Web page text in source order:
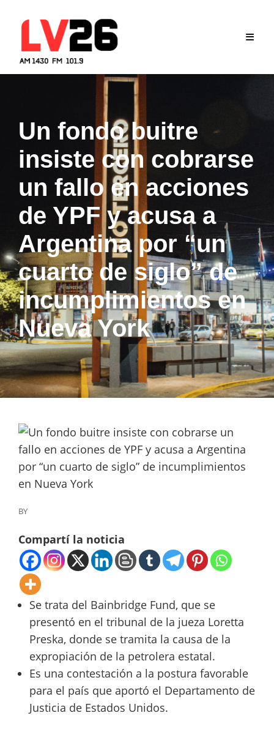
content
Un fondo buitre
insiste con cobrarse
un fallo en acciones
de YPF y acusa a
Argentina por “un
cuarto de siglo” de
incumplimientos en
Nueva York
BY
Compartí la noticia
Se trata del Bainbridge Fund, que se
presentó en el tribunal de la jueza Loretta
Preska, donde se tramita la causa de la
expropiación de la petrolera estatal.
Es una contestación a la postura favorable
para el país que aportó el Departamento de
Justicia de Estados Unidos.